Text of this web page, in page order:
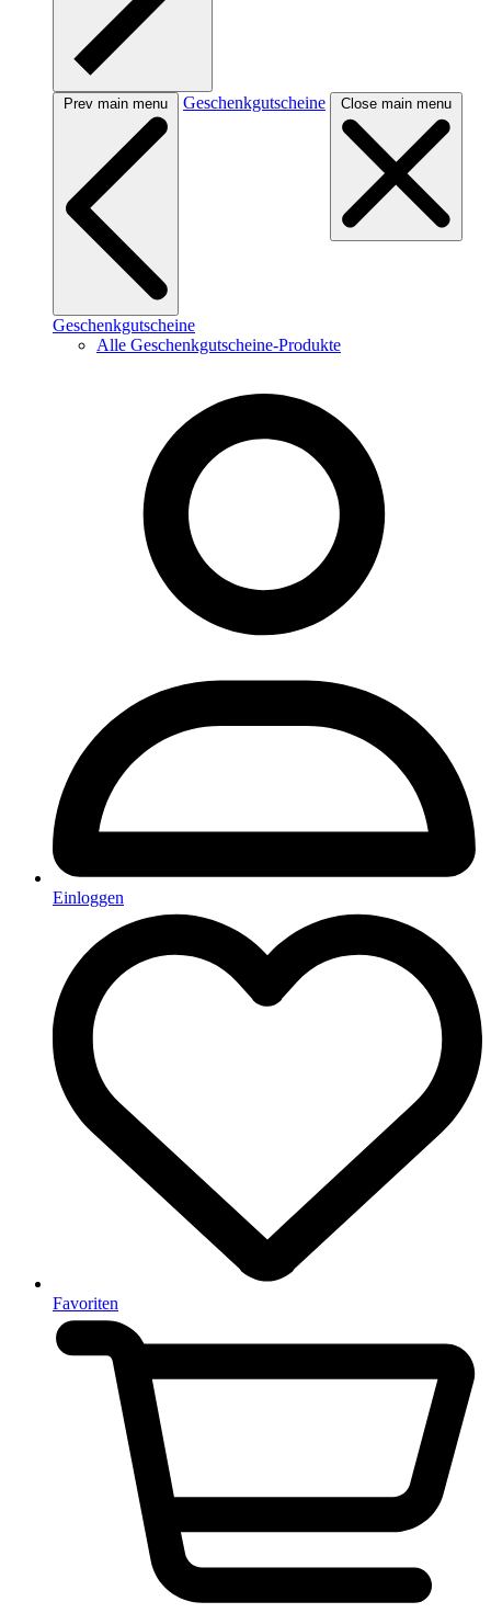
Prev main menu Geschenkgutscheine Close main menu
Geschenkgutscheine
Alle Geschenkgutscheine-Produkte
Einloggen
Favoriten